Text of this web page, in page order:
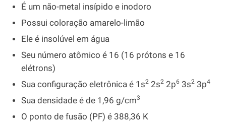
É um não-metal insípido e inodoro
Possui coloração amarelo-limão
Ele é insolúvel em água
Seu número atômico é 16 (16 prótons e 16
elétrons)
Sua configuração eletrônica é 1s2 2s2 2p6 3s2 3p4
Sua densidade é de 1,96 g/cm3
O ponto de fusão (PF) é 388,36 K